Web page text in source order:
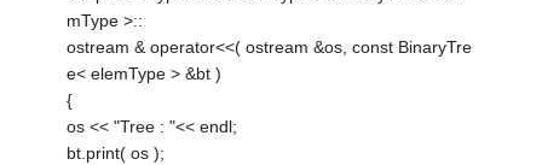
mType >::
ostream & operator<<( ostream &os, const BinaryTre
e< elemType > &bt )
{
os << "Tree : "<< endl;
bt.print( os );